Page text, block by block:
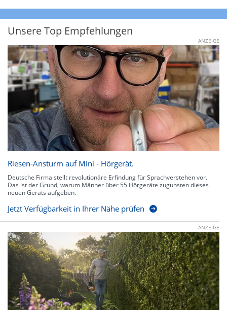
Unsere Top Empfehlungen
ANZEIGE
Riesen-Ansturm auf Mini - Hörgerät.
Deutsche Firma stellt revolutionäre Erfindung für Sprachverstehen vor.
Das ist der Grund, warum Männer über 55 Hörgeräte zugunsten dieses
neuen Geräts aufgeben.
Jetzt Verfügbarkeit in Ihrer Nähe prüfen
ANZEIGE